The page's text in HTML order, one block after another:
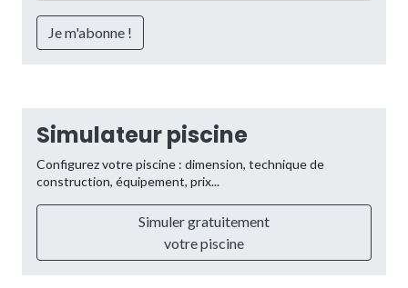
Simulateur piscine
Configurez votre piscine : dimension, technique de
construction, équipement, prix...
Simuler gratuitement
votre piscine